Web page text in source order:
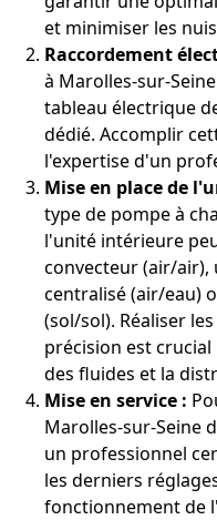
et minimiser les
Raccordement
à Marolles-sur-
tableau électrique
dédié. Accomplir
l'expertise d'un
Mise en place de
type de pompe à
l'unité intérieure
convecteur (air/air),
centralisé (air/eau)
(sol/sol). Réaliser
précision est
des fluides et la
Mise en service :
Marolles-sur-Seine
un professionnel
les derniers
fonctionnement de